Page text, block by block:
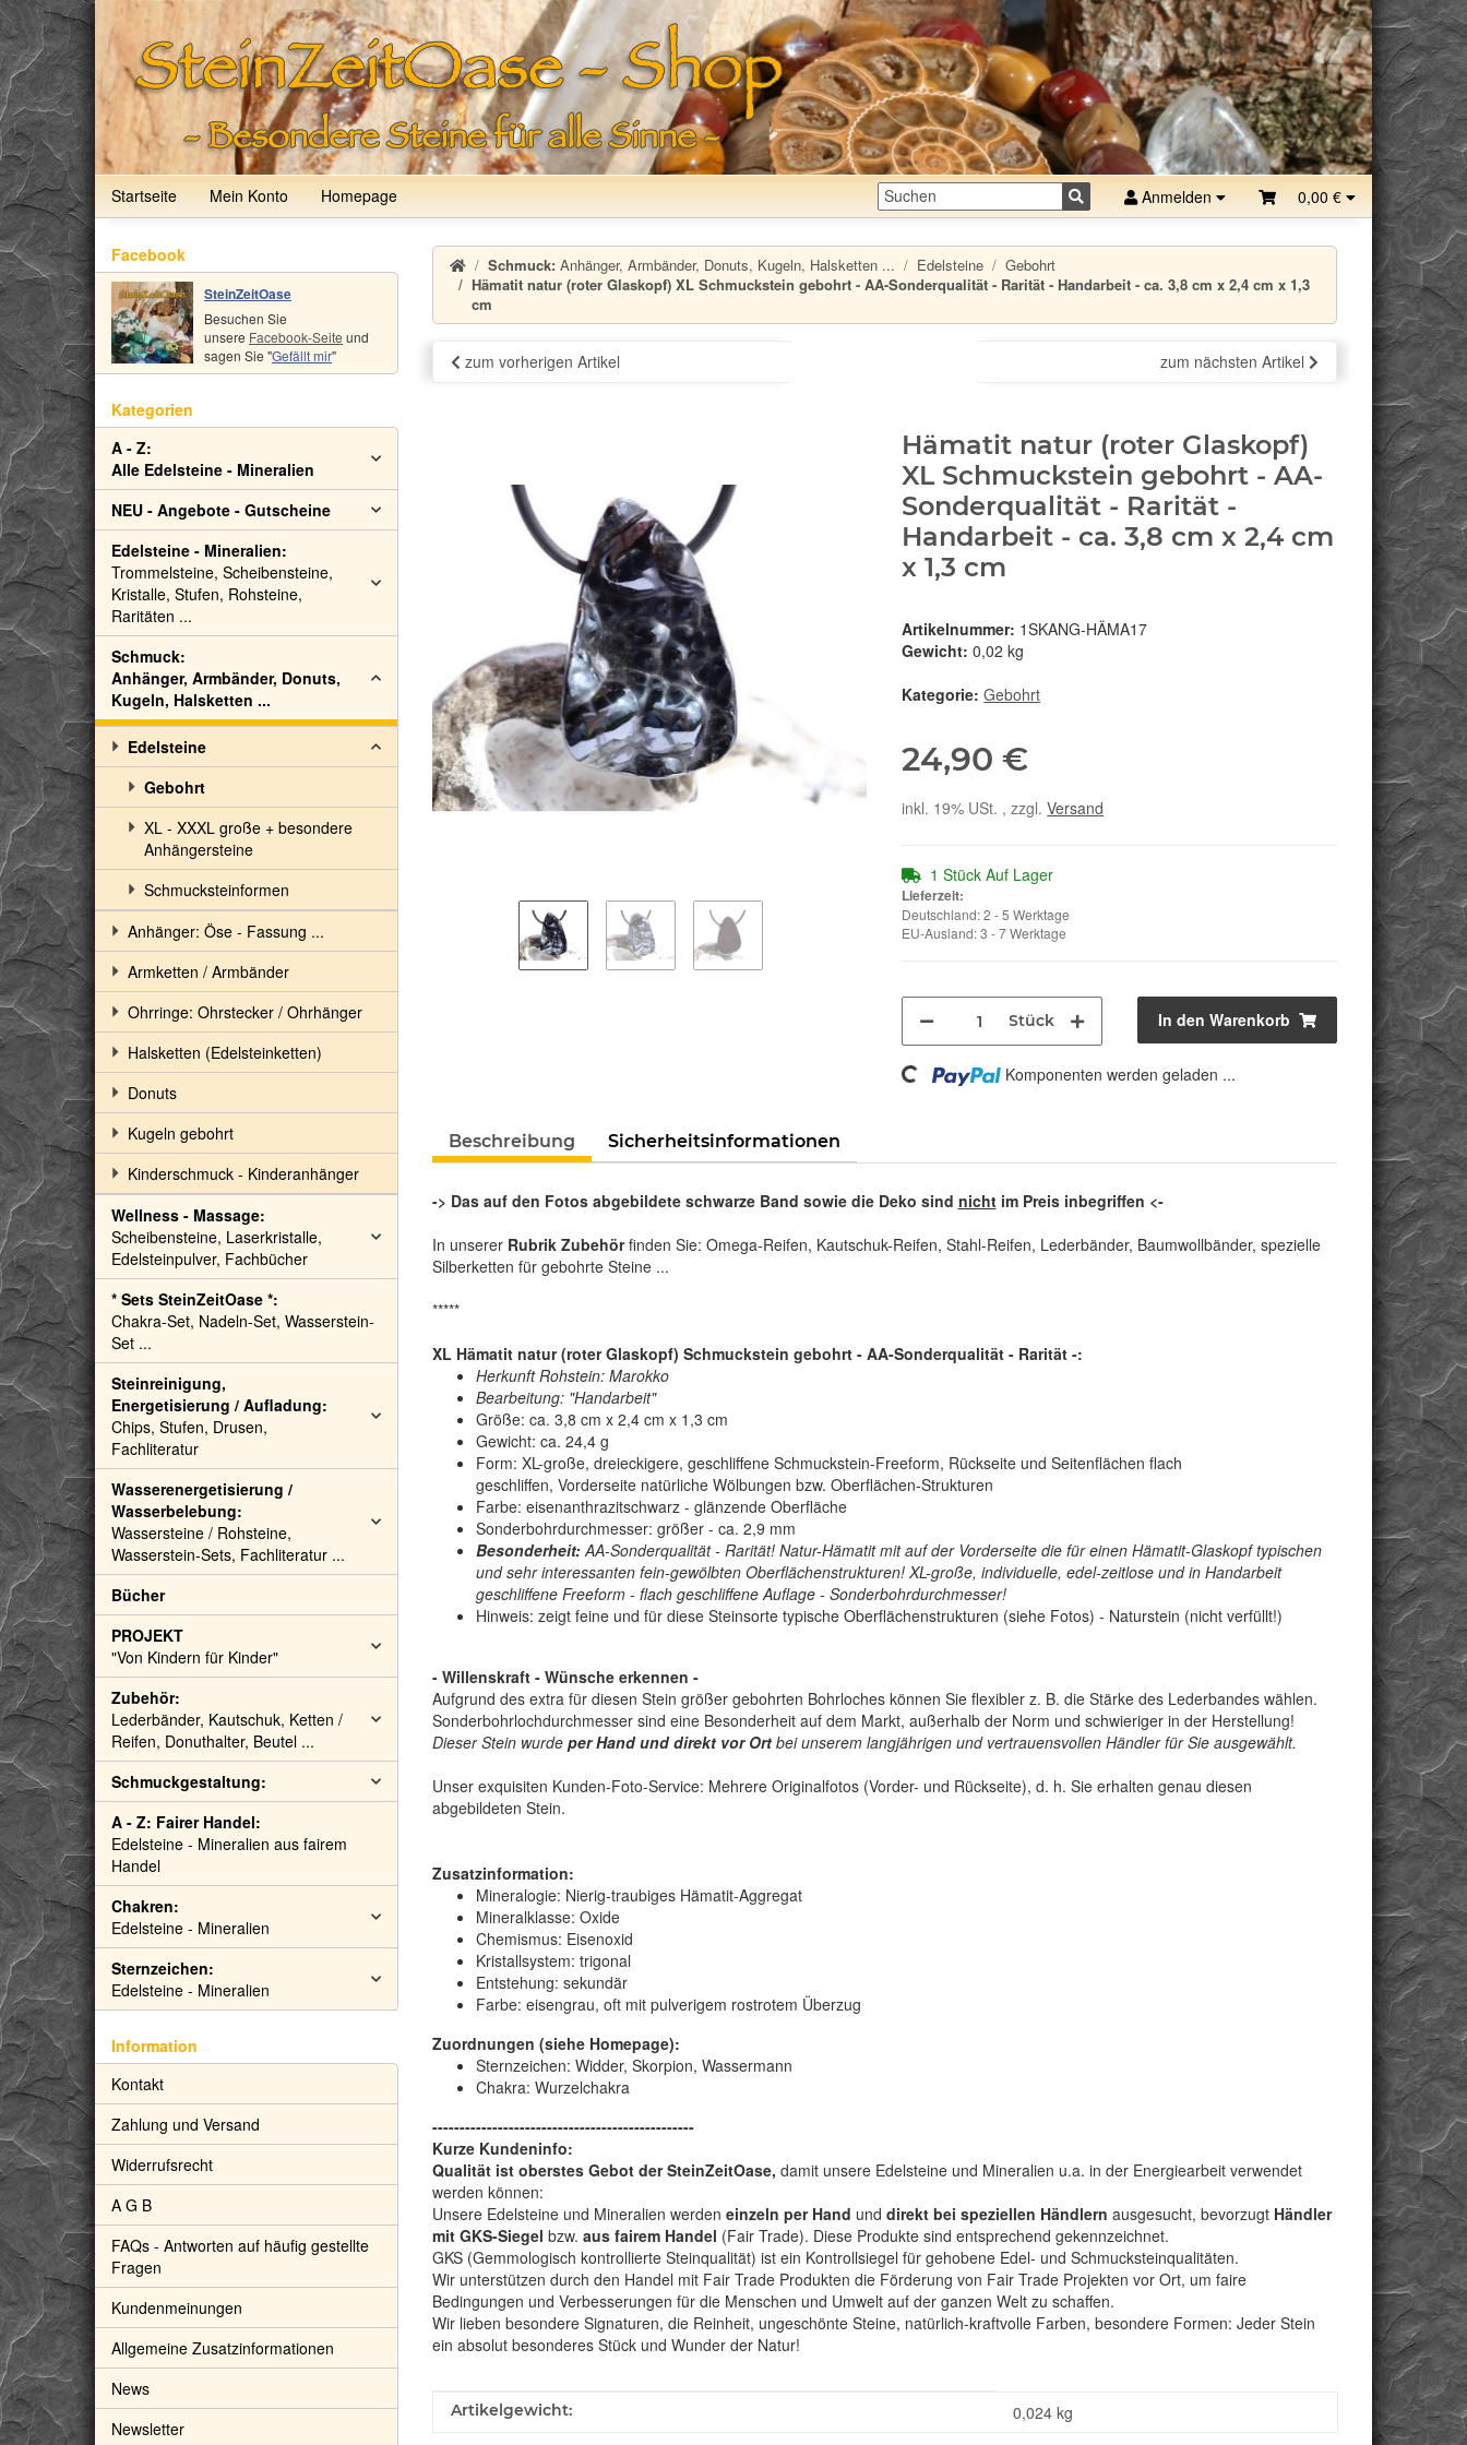
Startseite Mein Konto Homepage Anmelden 0,00 €
Schmuck: Anhänger, Armbänder, Donuts, Kugeln, Halsketten ... Edelsteine
Gebohrt
Hämatit natur (roter Glaskopf) XL Schmuckstein gebohrt - AA-Sonderqualität - Rarität - Handarbeit - ca. 3,8 cm x 2,4 cm x 1,3
cm
zum vorherigen Artikel zum nächsten Artikel
Hämatit natur (roter Glaskopf)
XL Schmuckstein gebohrt - AA-
Sonderqualität - Rarität -
Handarbeit - ca. 3,8 cm x 2,4 cm
x 1,3 cm
Artikelnummer: 1SKANG-HÄMA17
Gewicht: 0,02 kg
Kategorie:Gebohrt
24,90 €
inkl. 19% USt. , zzgl.Versand
1 Stück Auf Lager
Lieferzeit:
Deutschland: 2 - 5 Werktage
EU-Ausland: 3 - 7 Werktage
Stück In den Warenkorb
Loading... Komponenten werden geladen ...
Beschreibung Sicherheitsinformationen
-> Das auf den Fotos abgebildete schwarze Band sowie die Deko sind nichtim Preis inbegriffen <-
In unserer Rubrik Zubehörfinden Sie: Omega-Reifen, Kautschuk-Reifen, Stahl-Reifen, Lederbänder, Baumwollbänder, spezielle
Silberketten für gebohrte Steine ...
*****
XL Hämatit natur (roter Glaskopf) Schmuckstein gebohrt - AA-Sonderqualität - Rarität -:
Herkunft Rohstein: Marokko
Bearbeitung: "Handarbeit"
Größe: ca. 3,8 cm x 2,4 cm x 1,3 cm
Gewicht: ca. 24,4 g
Form: XL-große, dreieckigere, geschliffene Schmuckstein-Freeform, Rückseite und Seitenflächen flach
geschliffen, Vorderseite natürliche Wölbungen bzw. Oberflächen-Strukturen
Farbe: eisenanthrazitschwarz - glänzende Oberfläche
Sonderbohrdurchmesser: größer - ca. 2,9 mm
Besonderheit:AA-Sonderqualität - Rarität! Natur-Hämatit mit auf der Vorderseite die für einen Hämatit-Glaskopf typischen
und sehr interessanten fein-gewölbten Oberflächenstrukturen! XL-große, individuelle, edel-zeitlose und in Handarbeit
geschliffene Freeform - flach geschliffene Auflage - Sonderbohrdurchmesser!
Hinweis: zeigt feine und für diese Steinsorte typische Oberflächenstrukturen (siehe Fotos) - Naturstein (nicht verfüllt!)
- Willenskraft - Wünsche erkennen -
Aufgrund des extra für diesen Stein größer gebohrten Bohrloches können Sie flexibler z. B. die Stärke des Lederbandes wählen.
Sonderbohrlochdurchmesser sind eine Besonderheit auf dem Markt, außerhalb der Norm und schwieriger in der Herstellung!
Dieser Stein wurde per Hand und direkt vor Ortbei unserem langjährigen und vertrauensvollen Händler für Sie ausgewählt.
Unser exquisiten Kunden-Foto-Service: Mehrere Originalfotos (Vorder- und Rückseite), d. h. Sie erhalten genau diesen
abgebildeten Stein.
Zusatzinformation:
Mineralogie: Nierig-traubiges Hämatit-Aggregat
Mineralklasse: Oxide
Chemismus: Eisenoxid
Kristallsystem: trigonal
Entstehung: sekundär
Farbe: eisengrau, oft mit pulverigem rostrotem Überzug
Zuordnungen (siehe Homepage):
Sternzeichen: Widder, Skorpion, Wassermann
Chakra: Wurzelchakra
------------------------------------------------
Kurze Kundeninfo:
Qualität ist oberstes Gebot der SteinZeitOase, damit unsere Edelsteine und Mineralien u.a. in der Energiearbeit verwendet
werden können:
Unsere Edelsteine und Mineralien werden einzeln per Hand und direkt bei speziellen Händlern ausgesucht, bevorzugt Händler
mit GKS-Siegel bzw. aus fairem Handel (Fair Trade). Diese Produkte sind entsprechend gekennzeichnet.
GKS (Gemmologisch kontrollierte Steinqualität) ist ein Kontrollsiegel für gehobene Edel- und Schmucksteinqualitäten.
Wir unterstützen durch den Handel mit Fair Trade Produkten die Förderung von Fair Trade Projekten vor Ort, um faire
Bedingungen und Verbesserungen für die Menschen und Umwelt auf der ganzen Welt zu schaffen.
Wir lieben besondere Signaturen, die Reinheit, ungeschönte Steine, natürlich-kraftvolle Farben, besondere Formen: Jeder Stein
ein absolut besonderes Stück und Wunder der Natur!
Produkteigenschaft
Wert
Artikelgewicht: 0,024 kg
Facebook
SteinZeitOase
Besuchen Sie
unsere Facebook-Seite und
sagen Sie "Gefällt mir"
Kategorien
A - Z:
Alle Edelsteine - Mineralien
NEU - Angebote - Gutscheine
Edelsteine - Mineralien:
Trommelsteine, Scheibensteine,
Kristalle, Stufen, Rohsteine,
Raritäten ...
Schmuck:
Anhänger, Armbänder, Donuts,
Kugeln, Halsketten ...
Edelsteine
Gebohrt
XL - XXXL große + besondere
Anhängersteine
Schmucksteinformen
Anhänger: Öse - Fassung ...
Armketten / Armbänder
Ohrringe: Ohrstecker / Ohrhänger
Halsketten (Edelsteinketten)
Donuts
Kugeln gebohrt
Kinderschmuck - Kinderanhänger
Wellness - Massage:
Scheibensteine, Laserkristalle,
Edelsteinpulver, Fachbücher
* Sets SteinZeitOase *:
Chakra-Set, Nadeln-Set, Wasserstein-
Set ...
Steinreinigung,
Energetisierung / Aufladung:
Chips, Stufen, Drusen,
Fachliteratur
Wasserenergetisierung /
Wasserbelebung:
Wassersteine / Rohsteine,
Wasserstein-Sets, Fachliteratur ...
Bücher
PROJEKT
"Von Kindern für Kinder"
Zubehör:
Lederbänder, Kautschuk, Ketten /
Reifen, Donuthalter, Beutel ...
Schmuckgestaltung:
A - Z: Fairer Handel:
Edelsteine - Mineralien aus fairem
Handel
Chakren:
Edelsteine - Mineralien
Sternzeichen:
Edelsteine - Mineralien
Information
Kontakt
Zahlung und Versand
Widerrufsrecht
A G B
FAQs - Antworten auf häufig gestellte
Fragen
Kundenmeinungen
Allgemeine Zusatzinformationen
News
Newsletter